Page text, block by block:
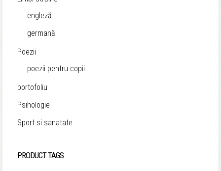
engleză
germană
Poezii
poezii pentru copii
portofoliu
Psihologie
Sport si sanatate
PRODUCT TAGS